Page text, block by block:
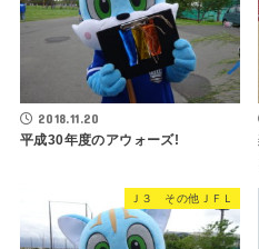
2018.11.20
平成30年度のアウォーズ!
Ｊ３ その他ＪＦＬ